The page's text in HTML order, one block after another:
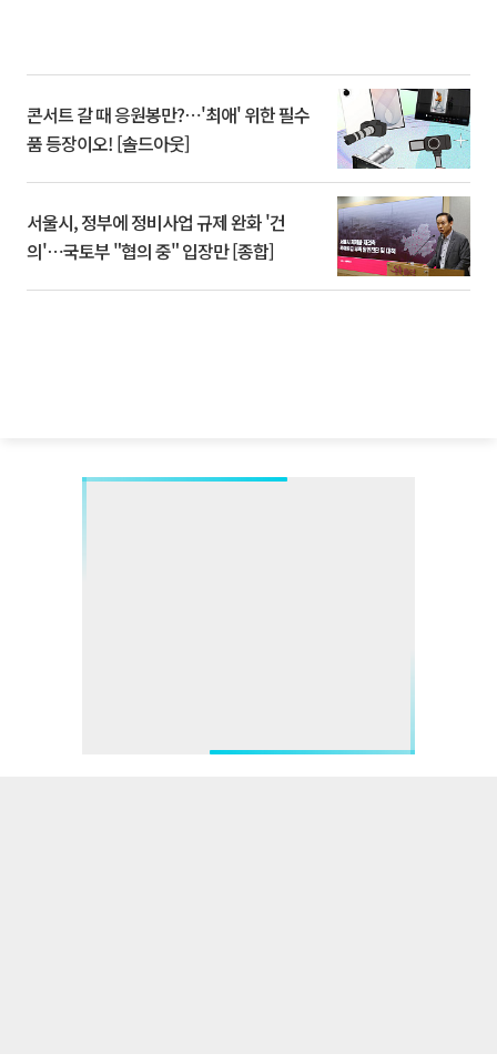
콘서트 갈 때 응원봉만?⋯'최애' 위한 필수
품 등장이오! [솔드아웃]
서울시, 정부에 정비사업 규제 완화 '건
의'⋯국토부 "협의 중" 입장만 [종합]